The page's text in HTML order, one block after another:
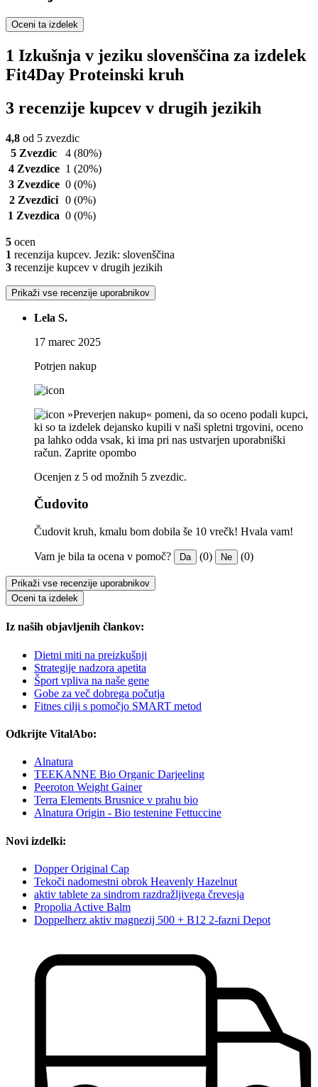
Oceni ta izdelek
1 Izkušnja v jeziku slovenščina za izdelek
Fit4Day Proteinski kruh
3 recenzije kupcev v drugih jezikih
4,8 od 5 zvezdic
5 Zvezdic
4 (80%)
4 Zvezdice 1 (20%)
3 Zvezdice 0 (0%)
2 Zvezdici 0 (0%)
1 Zvezdica 0 (0%)
5 ocen
1 recenzija kupcev. Jezik: slovenščina
3 recenzije kupcev v drugih jezikih
Prikaži vse recenzije uporabnikov
Lela S.
17 marec 2025
Potrjen nakup
»Preverjen nakup« pomeni, da so oceno podali kupci,
ki so ta izdelek dejansko kupili v naši spletni trgovini, oceno
pa lahko odda vsak, ki ima pri nas ustvarjen uporabniški
račun. Zaprite opombo
Ocenjen z 5 od možnih 5 zvezdic.
Čudovito
Čudovit kruh, kmalu bom dobila še 10 vrečk! Hvala vam!
Vam je bila ta ocena v pomoč? Da (0) Ne (0)
Prikaži vse recenzije uporabnikov
Oceni ta izdelek
Iz naših objavljenih člankov:
Dietni miti na preizkušnji
Strategije nadzora apetita
Šport vpliva na naše gene
Gobe ​​za več dobrega počutja
Fitnes cilji s pomočjo SMART metod
Odkrijte VitalAbo:
Alnatura
TEEKANNE Bio Organic Darjeeling
Peeroton Weight Gainer
Terra Elements Brusnice v prahu bio
Alnatura Origin - Bio testenine Fettuccine
Novi izdelki:
Dopper Original Cap
Tekoči nadomestni obrok Heavenly Hazelnut
aktiv tablete za sindrom razdražljivega črevesja
Propolia Active Balm
Doppelherz aktiv magnezij 500 + B12 2-fazni Depot